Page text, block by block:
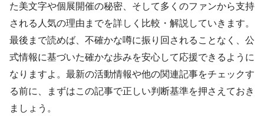
た美文字や個展開催の秘密、そして多くのファンから支持
される人気の理由までを詳しく比較・解説していきます。
最後まで読めば、不確かな噂に振り回されることなく、公
式情報に基づいた確かな歩みを安心して応援できるように
なりますよ。最新の活動情報や他の関連記事をチェックす
る前に、まずはこの記事で正しい判断基準を押さえておき
ましょう。